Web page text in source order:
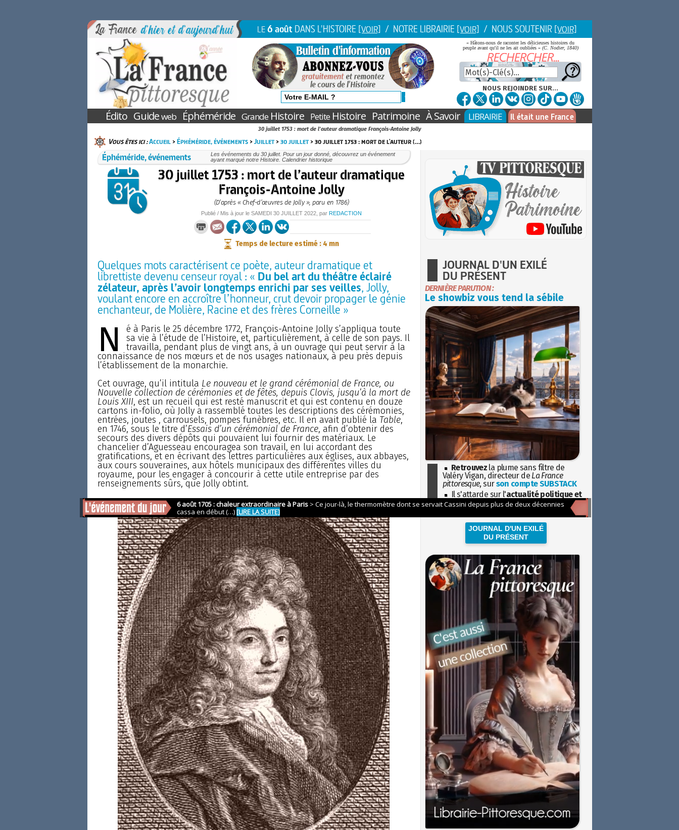
LE6 août DANS L'HISTOIRE [VOIR] / NOTRE LIBRAIRIE [VOIR] / NOUS SOUTENIR [VOIR]
« Hâtons-nous de raconter les délicieuses histoires du
peuple avant qu'il ne les ait oubliées » (C. Nodier, 1840)
NOUS REJOINDRE SUR...
Édito Guideweb Éphéméride GrandeHistoire PetiteHistoire Patrimoine À Savoir LIBRAIRIE Il était une France
30 juillet 1753 : mort de l'auteur dramatique François-Antoine Jolly
Vous êtes ici :Accueil>Éphéméride, événements>Juillet>30 juillet> 30 juillet 1753 : mort de l'auteur (…)
Éphéméride, événements
Les événements du 30 juillet. Pour un jour donné, découvrez un événement
ayant marqué notre Histoire. Calendrier historique
30 juillet 1753 : mort de l’auteur dramatique
François-Antoine Jolly
(D’après « Chef-d’œuvres de Jolly », paru en 1786)
Publié / Mis à jour le SAMEDI 30 JUILLET 2022 , par REDACTION
Temps de lecture estimé : 4 mn
Quelques mots caractérisent ce poète, auteur dramatique et
librettiste devenu censeur royal : « Du bel art du théâtre éclairé
zélateur, après l’avoir longtemps enrichi par ses veilles, Jolly,
voulant encore en accroître l’honneur, crut devoir propager le génie
enchanteur, de Molière, Racine et des frères Corneille »
N
é à Paris le 25 décembre 1772, François-Antoine Jolly s’appliqua toute
sa vie à l’étude de l’Histoire, et, particulièrement, à celle de son pays. Il
travailla, pendant plus de vingt ans, à un ouvrage qui peut servir à la
connaissance de nos mœurs et de nos usages nationaux, à peu près depuis
l’établissement de la monarchie.
Cet ouvrage, qu’il intitula Le nouveau et le grand cérémonial de France, ou
Nouvelle collection de cérémonies et de fêtes, depuis Clovis, jusqu’à la mort de
Louis XIII, est un recueil qui est resté manuscrit et qui est contenu en douze
cartons in-folio, où Jolly a rassemblé toutes les descriptions des cérémonies,
entrées, joutes , carrousels, pompes funèbres, etc. Il en avait publié la Table,
en 1746, sous le titre d’Essais d’un cérémonial de France, afin d’obtenir des
secours des divers dépôts qui pouvaient lui fournir des matériaux. Le
chancelier d’Aguesseau encouragea son travail, en lui accordant des
gratifications, et en écrivant des lettres particulières aux églises, aux abbayes,
aux cours souveraines, aux hôtels municipaux des différentes villes du
royaume, pour les engager à concourir à cette utile entreprise par des
renseignements sûrs, que Jolly obtint.
JOURNAL D'UN EXILÉ
DU PRÉSENT
DERNIÈRE PARUTION :
Le showbiz vous tend la sébile
Retrouvez la plume sans filtre de
Valéry Vigan, directeur de La France
pittoresque, surson compte SUBSTACK
Il s'attarde sur l'actualité politique et
sociétaleavec la hauteur de vue de
JOURNAL D'UN EXILÉ
DU PRÉSENT